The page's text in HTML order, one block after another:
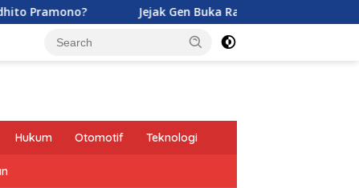
Jejak Gen Buka Rahasia Kucing di Eropa oleh
Hukum Otomotif Teknologi